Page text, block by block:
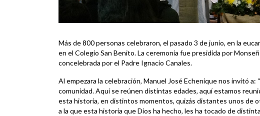
Más de 800 personas celebraron, el pasado 3 de junio, en la
en el Colegio San Benito. La ceremonia fue presidida por
concelebrada por el Padre Ignacio Canales.
Al empezara la celebración, Manuel José Echenique nos invitó a:
comunidad. Aquí se reúnen distintas edades, aquí estamos
esta historia, en distintos momentos, quizás distantes unos de
a la que esta historia que Dios ha hecho, les ha tocado de